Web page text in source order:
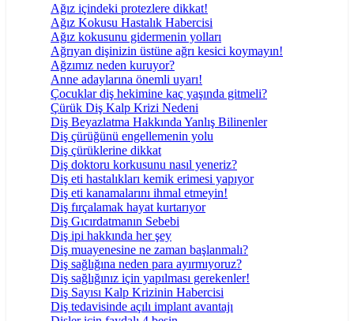
Ağız içindeki protezlere dikkat!
Ağız Kokusu Hastalık Habercisi
Ağız kokusunu gidermenin yolları
Ağrıyan dişinizin üstüne ağrı kesici koymayın!
Ağzımız neden kuruyor?
Anne adaylarına önemli uyarı!
Çocuklar diş hekimine kaç yaşında gitmeli?
Çürük Diş Kalp Krizi Nedeni
Diş Beyazlatma Hakkında Yanlış Bilinenler
Diş çürüğünü engellemenin yolu
Diş çürüklerine dikkat
Diş doktoru korkusunu nasıl yeneriz?
Diş eti hastalıkları kemik erimesi yapıyor
Diş eti kanamalarını ihmal etmeyin!
Diş fırçalamak hayat kurtarıyor
Diş Gıcırdatmanın Sebebi
Diş ipi hakkında her şey
Diş muayenesine ne zaman başlanmalı?
Diş sağlığına neden para ayırmıyoruz?
Diş sağlığınız için yapılması gerekenler!
Diş Sayısı Kalp Krizinin Habercisi
Diş tedavisinde açılı implant avantajı